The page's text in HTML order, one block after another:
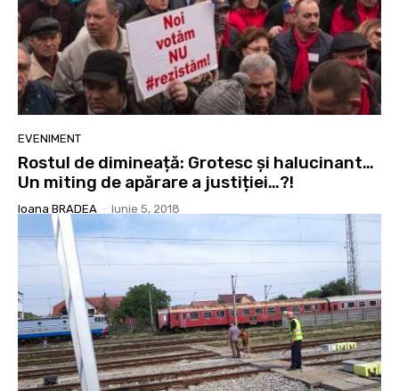
EVENIMENT
Rostul de dimineață: Grotesc și halucinant…
Un miting de apărare a justiției…?!
Ioana BRADEA - Iunie 5, 2018